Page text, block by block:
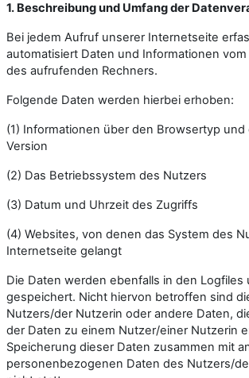
1. Beschreibung und Umfang der
Bei jedem Aufruf unserer Internetseite
automatisiert Daten und Informationen
des aufrufenden Rechners.
Folgende Daten werden hierbei erhoben:
(1) Informationen über den Browsertyp
Version
(2) Das Betriebssystem des Nutzers
(3) Datum und Uhrzeit des Zugriffs
(4) Websites, von denen das System des
Internetseite gelangt
Die Daten werden ebenfalls in den Logfiles
gespeichert. Nicht hiervon betroffen sind
Nutzers/der Nutzerin oder andere Daten,
der Daten zu einem Nutzer/einer Nutzerin
Speicherung dieser Daten zusammen mit
personenbezogenen Daten des Nutzers/